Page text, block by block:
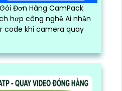
Đơn Hàng CamPack
hợp công nghệ Ai nhận
code khi camera quay